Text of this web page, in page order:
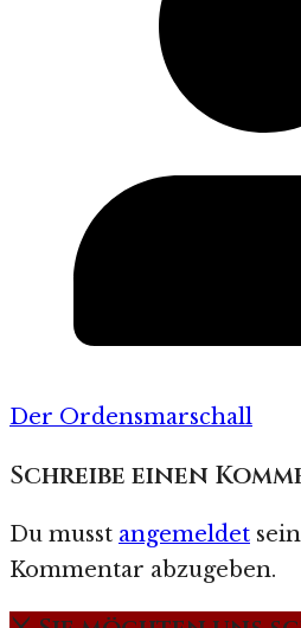
Der Ordensmarschall
Schreibe einen
Du musst angemeldet
Kommentar abzugeben.